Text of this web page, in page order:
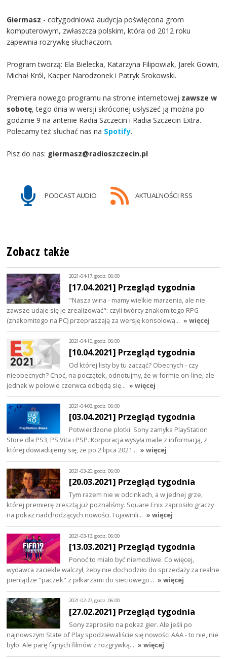
Giermasz - cotygodniowa audycja poświęcona grom
komputerowym, zwłaszcza polskim, która od 2012 roku
zapewnia rozrywkę słuchaczom.
Program tworzą: Ela Bielecka, Katarzyna Filipowiak, Jarek Gowin,
Michał Król, Kacper Narodzonek i Patryk Srokowski.
Premiera nowego programu na stronie internetowej zawsze w
sobotę, tego dnia w wersji skróconej usłyszeć ją można po
godzinie 9 na antenie Radia Szczecin i Radia Szczecin Extra.
Polecamy też słuchać nas na Spotify.
Pisz do nas: giermasz@radioszczecin.pl
PODCAST AUDIO AKTUALNOŚCI RSS
Zobacz także
2021-04-17, godz. 06:00
[17.04.2021] Przegląd tygodnia
"Nasza wina - mamy wielkie marzenia, ale nie
zawsze udaje się je zrealizować": czyli twórcy znakomitego RPG
(znakomitego na PC) przepraszają za wersję konsolową… » więcej
2021-04-10, godz. 06:00
[10.04.2021] Przegląd tygodnia
Od której listy by tu zacząć? Obecnych - czy
nieobecnych? Choć, na początek, odnotujmy, że w formie on-line, ale
jednak w połowie czerwca odbędą się… » więcej
2021-04-03, godz. 06:00
[03.04.2021] Przegląd tygodnia
Potwierdzone plotki: Sony zamyka PlayStation
Store dla PS3, PS Vita i PSP. Korporacja wysyła maile z informacją, z
której dowiadujemy się, że po 2 lipca 2021… » więcej
2021-03-20, godz. 06:00
[20.03.2021] Przegląd tygodnia
Tym razem nie w odcinkach, a w jednej grze,
której premierę zresztą już poznaliśmy. Square Enix zaprosiło graczy
na pokaz nadchodzących nowości. I ujawnili… » więcej
2021-03-13, godz. 06:00
[13.03.2021] Przegląd tygodnia
Ponoć to miało być niemożliwe. Co więcej,
wydawca zaciekle walczył, żeby nie dochodziło do sprzedaży za realne
pieniądze "paczek" z piłkarzami do sieciowego… » więcej
2021-02-27, godz. 06:00
[27.02.2021] Przegląd tygodnia
Sony zaprosiło na pokaz gier. Ale jeśli po
najnowszym State of Play spodziewaliście się nowości AAA - to nie, nie
było. Ale parę fajnych filmów z rozgrywką… » więcej